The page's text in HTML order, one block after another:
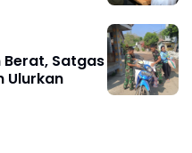
Satgas
Ulurkan